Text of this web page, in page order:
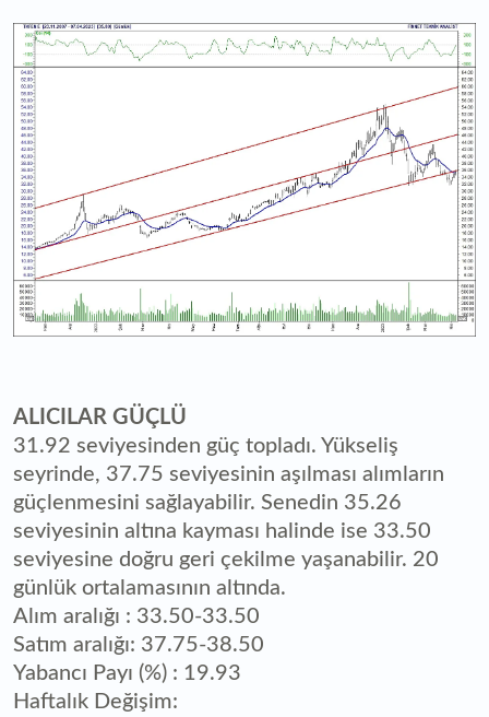
ALICILAR GÜÇLÜ
31.92 seviyesinden güç topladı. Yükseliş
seyrinde, 37.75 seviyesinin aşılması alımların
güçlenmesini sağlayabilir. Senedin 35.26
seviyesinin altına kayması halinde ise 33.50
seviyesine doğru geri çekilme yaşanabilir. 20
günlük ortalamasının altında.
Alım aralığı : 33.50-33.50
Satım aralığı: 37.75-38.50
Yabancı Payı (%) : 19.93
Haftalık Değişim: